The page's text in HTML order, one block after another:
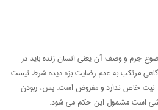
جرم و وصف آن یعنی انسان زنده باید در
مرتکب به عدم رضایت بزه دیده شرط نیست.
نیت خاص ندارد و مفروض است. پس، ربودن
است مشمول این حکم می شود.